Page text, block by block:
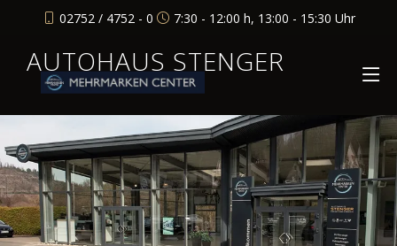
02752 / 4752 - 0 7:30 - 12:00 h, 13:00 - 15:30 Uhr
AUTOHAUS STENGER